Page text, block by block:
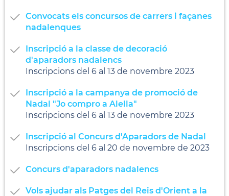
Convocats els concursos de carrers i façanes
nadalenques
Inscripció a la classe de decoració
d'aparadors nadalencs
Inscripcions del 6 al 13 de novembre 2023
Inscripció a la campanya de promoció de
Nadal "Jo compro a Alella"
Inscripcions del 6 al 13 de novembre 2023
Inscripció al Concurs d'Aparadors de Nadal
Inscripcions del 6 al 20 de novembre de 2023
Concurs d'aparadors nadalencs
Vols ajudar als Patges del Reis d'Orient a la